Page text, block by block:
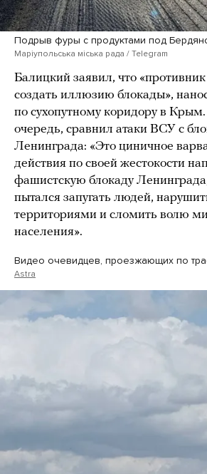
Подрыв фуры с продуктами под
Маріупольська міська рада / Telegram
Балицкий заявил, что
создать иллюзию блокады»,
по сухопутному коридору в
очередь, сравнил атаки ВСУ с
Ленинграда: «Это циничное
действия по своей жестокости
фашистскую блокаду
пытался запугать людей,
территориями и сломить волю
населения».
Видео очевидцев, проезжающих по
Astra